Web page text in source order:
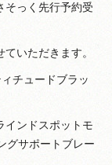
そっく先行予約受
いただきます。
チュードブラッ
ンドスポットモ
グサポートブレー